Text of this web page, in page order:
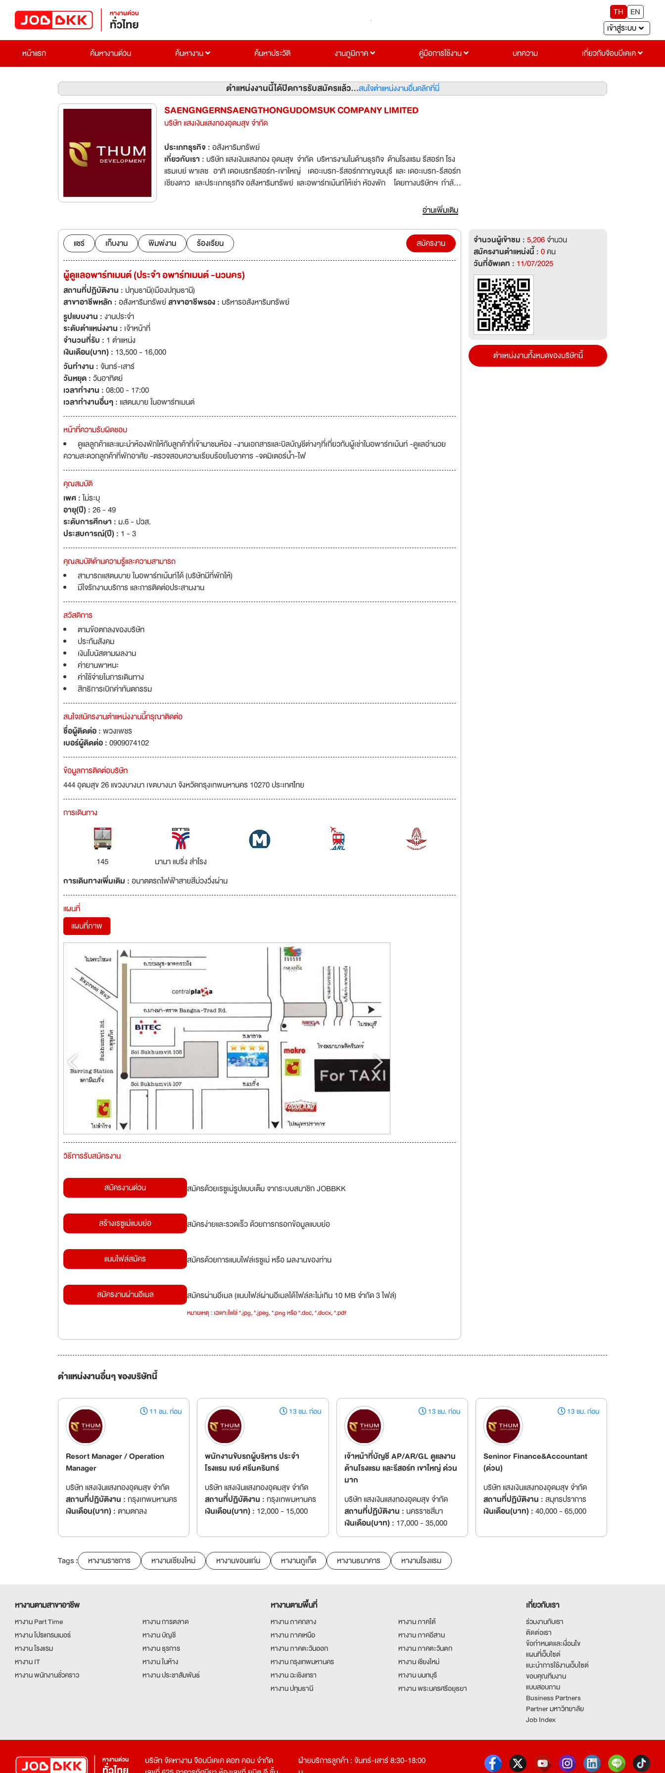
TH
EN
เข้าสู่ระบบ
หน้าแรก
ค้นหางานด่วน ค้นหางาน ค้นหาประวัติ งานภูมิภาค คู่มือการใช้งาน บทความ เกี่ยวกับจ๊อบบีเคเค
ตำแหน่งงานนี้ได้ปิดการรับสมัครแล้ว...สนใจตำแหน่งงานอื่นคลิกที่นี่
SAENGNGERNSAENGTHONGUDOMSUK COMPANY LIMITED
บริษัท แสงเงินแสงทองอุดมสุข จำกัด
ประเภทธุรกิจ :อสังหาริมทรัพย์
เกี่ยวกับเรา :บริษัท แสงเงินแสงทอง อุดมสุข จำกัด บริหารงานในด้านธุรกิจ ด้านโรงแรม รีสอร์ท โรง
แรมเบย์ พาเลช อาทิ เดอเบรทรีสอร์ท-เขาใหญ่ เดอะเบรท-รีสอร์ทกาญจนบุรี และ เดอะเบรท-รีสอร์ท
เชียงดาว และประเภทธุรกิจ อสังหาริมทรัพย์ และอพาร์ทเม้นท์ให้เช่า หัองพัก โดยทางบริษัทฯ กำลัง
อ่านเพิ่มเติม
แชร์ เก็บงาน พิมพ์งาน ร้องเรียน สมัครงาน
ผู้ดูแลอพาร์ทเมนต์ (ประจำ อพาร์ทเมนต์ -นวนคร)
สถานที่ปฏิบัติงาน :ปทุมธานี(เมืองปทุมธานี)
สาขาอาชีพหลัก :อสังหาริมทรัพย์สาขาอาชีพรอง :บริหารอสังหาริมทรัพย์
รูปแบบงาน :งานประจำ
ระดับตำแหน่งงาน : เจ้าหน้าที่
จำนวนที่รับ : 1 ตำแหน่ง
เงินเดือน(บาท) : 13,500 - 16,000
วันทำงาน : จันทร์-เสาร์
วันหยุด :วันอาทิตย์
เวลาทำงาน :08:00 - 17:00
เวลาทำงานอื่นๆ :แสตนบาย ในอพาร์ทเมนต์
หน้าที่ความรับผิดชอบ
ดูแลลูกค้าและแนะนำห้องพักให้กับลูกค้าที่เข้ามาชมห้อง -งานเอกสารและบิลบัญชีต่างๆที่เกี่ยวกับผู้เช่าในอพาร์ทเม้นท์ -ดูแลอำนวย
ความสะดวกลูกค้าที่พักอาศัย -ตรวจสอบความเรียบร้อยในอาคาร -จดมิเตอร์น้ำ-ไฟ
คุณสมบัติ
เพศ :ไม่ระบุ
อายุ(ปี) :26 - 49
ระดับการศึกษา : ม.6 - ปวส.
ประสบการณ์(ปี) : 1 - 3
คุณสมบัติด้านความรู้และความสามารถ
สามารถแสตนบาย ในอพาร์ทเม้นท์ได้ (บริษัทมีที่พักให้)
มีใจรักงานบริการ และการติดต่อประสานงาน
สวัสดิการ
ตามข้อตกลงของบริษัท
ประกันสังคม
เงินโบนัสตามผลงาน
ค่ายานพาหนะ
ค่าใช้จ่ายในการเดินทาง
สิทธิการเบิกค่าทันตกรรม
สนใจสมัครงานตำแหน่งงานนี้กรุณาติดต่อ
ชื่อผู้ติดต่อ :พวงเพชร
เบอร์ผู้ติดต่อ :0909074102
ข้อมูลการติดต่อบริษัท
444 อุดมสุข 26 แขวงบางนา เขตบางนา จังหวัดกรุงเทพมหานคร 10270 ประเทศไทย
การเดินทาง
145
นานา แบริ่ง สำโรง
การเดินทางเพิ่มเติม :อนาตตรถไฟฟ้าสายสีม่วงวิ่งผ่าน
แผนที่
แผนที่ภาพ
วิธีการรับสมัครงาน
สมัครงานด่วน สมัครด้วยเรซูเม่รูปแบบเต็ม จากระบบสมาชิก JOBBKK
สร้างเรซูเม่แบบย่อ สมัครง่ายและรวดเร็ว ด้วยการกรอกข้อมูลแบบย่อ
แนบไฟล์สมัคร สมัครด้วยการแนบไฟล์เรซูเม่ หรือ ผลงานของท่าน
สมัครงานผ่านอีเมล สมัครผ่านอีเมล (แนบไฟล์ผ่านอีเมลได้ไฟล์ละไม่เกิน 10 MB จำกัด 3 ไฟล์)
หมายเหตุ : เฉพาะไฟล์ *.jpg, *.jpeg, *.png หรือ *.doc, *.docx, *.pdf
จำนวนผู้เข้าชม :5,206จำนวน
สมัครงานตำแหน่งนี้ :0คน
วันที่อัพเดท : 11/07/2025
ตำแหน่งงานทั้งหมดของบริษัทนี้
ตำแหน่งงานอื่นๆ ของบริษัทนี้
11 ชม. ก่อน
Resort Manager / Operation
Manager
บริษัท แสงเงินแสงทองอุดมสุข จำกัด
สถานที่ปฏิบัติงาน :กรุงเทพมหานคร
เงินเดือน(บาท) :ตามตกลง
13 ชม. ก่อน
พนักงานขับรถผู้บริหาร ประจำ
โรงแรม เบย์ ศรีนครินทร์
บริษัท แสงเงินแสงทองอุดมสุข จำกัด
สถานที่ปฏิบัติงาน :กรุงเทพมหานคร
เงินเดือน(บาท) : 12,000 - 15,000
13 ชม. ก่อน
เจ้าหน้าที่บัญชี AP/AR/GL ดูแลงาน
ด้านโรงแรม และรีสอร์ท เขาใหญ่ ด่วน
มาก
บริษัท แสงเงินแสงทองอุดมสุข จำกัด
สถานที่ปฏิบัติงาน : นครราชสีมา
เงินเดือน(บาท) : 17,000 - 35,000
13 ชม. ก่อน
Seninor Finance&Accountant
(ด่วน)
บริษัท แสงเงินแสงทองอุดมสุข จำกัด
สถานที่ปฏิบัติงาน :สมุทรปราการ
เงินเดือน(บาท) :40,000 - 65,000
Tags : หางานราชการ หางานเชียงใหม่ หางานขอนแก่น หางานภูเก็ต หางานธนาคาร หางานโรงแรม
หางานตามสาขาอาชีพ
หางาน Part Time
หางาน การตลาด
หางาน โปรแกรมเมอร์
หางาน บัญชี
หางาน โรงแรม
หางาน ธุรการ
หางาน IT
หางาน ในห้าง
หางาน พนักงานชั่วคราว
หางาน ประชาสัมพันธ์
หางานตามพื้นที่
หางาน ภาคกลาง
หางาน ภาคใต้
หางาน ภาคเหนือ
หางาน ภาคอีสาน
หางาน ภาคตะวันออก
หางาน ภาคตะวันตก
หางาน กรุงเทพมหานคร
หางาน เชียงใหม่
หางาน ฉะเชิงเทรา
หางาน นนทบุรี
หางาน ปทุมธานี
หางาน พระนครศรีอยุธยา
เกี่ยวกับเรา
ร่วมงานกับเรา
ติดต่อเรา
ข้อกำหนดและเงื่อนไข
แผนที่เว็บไซต์
แนะนำการใช้งานเว็บไซต์
ขอบคุณทีมงาน
แบบสอบถาม
Business Partners
Partner มหาวิทยาลัย
Job Index
บริษัท จัดหางาน จ๊อบบีเคเค ดอท คอม จำกัด
ฝ่ายบริการลูกค้า : จันทร์-เสาร์ 8:30-18:00